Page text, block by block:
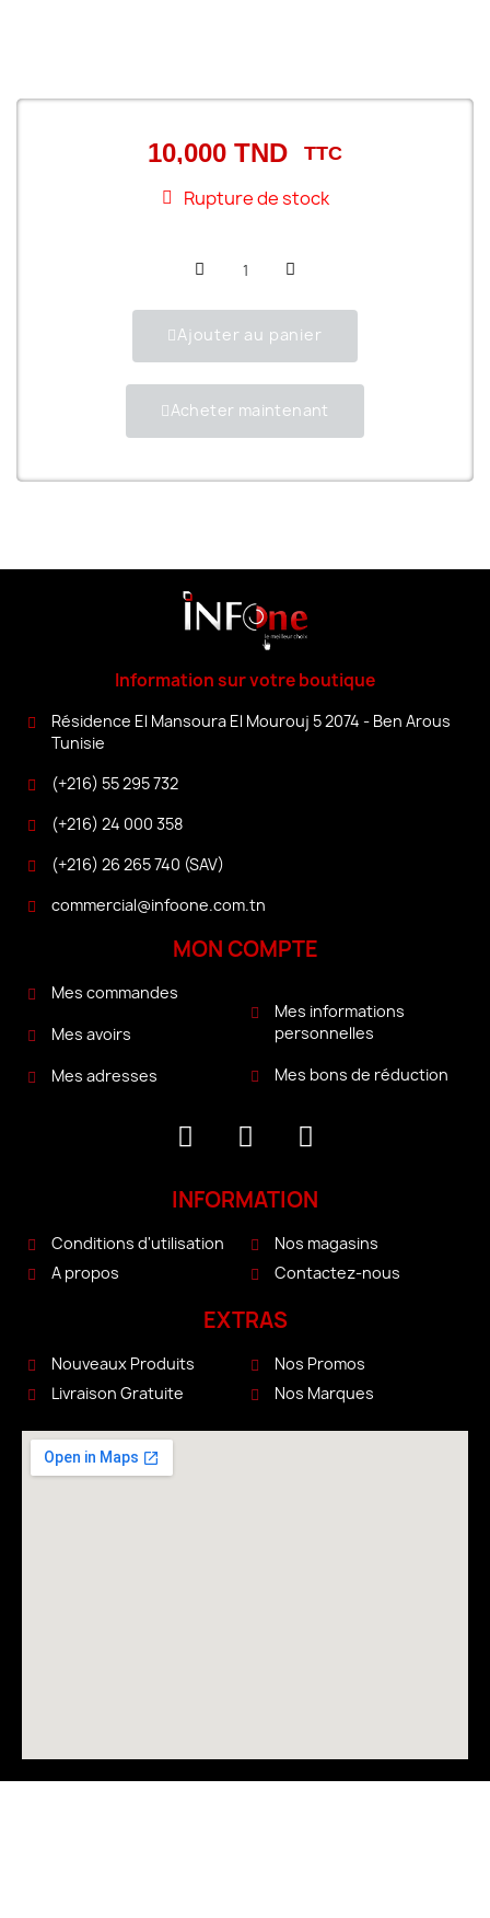
10,000 TND TTC
Rupture de stock
Ajouter au panier
Acheter maintenant
Information sur votre boutique
Résidence El Mansoura El Mourouj 5 2074 - Ben Arous
Tunisie
(+216) 55 295 732
(+216) 24 000 358
(+216) 26 265 740 (SAV)
commercial@infoone.com.tn
MON COMPTE
Mes commandes
Mes avoirs
Mes adresses
Mes informations
personnelles
Mes bons de réduction
INFORMATION
Conditions d'utilisation
A propos
Nos magasins
Contactez-nous
EXTRAS
Nouveaux Produits
Livraison Gratuite
Nos Promos
Nos Marques